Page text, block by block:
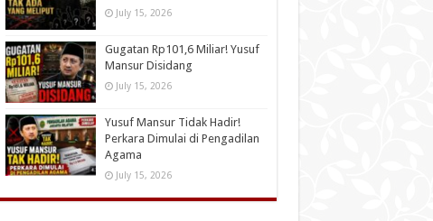
July 15, 2026
Gugatan Rp101,6 Miliar! Yusuf
Mansur Disidang
July 15, 2026
Yusuf Mansur Tidak Hadir!
Perkara Dimulai di Pengadilan
Agama
July 15, 2026